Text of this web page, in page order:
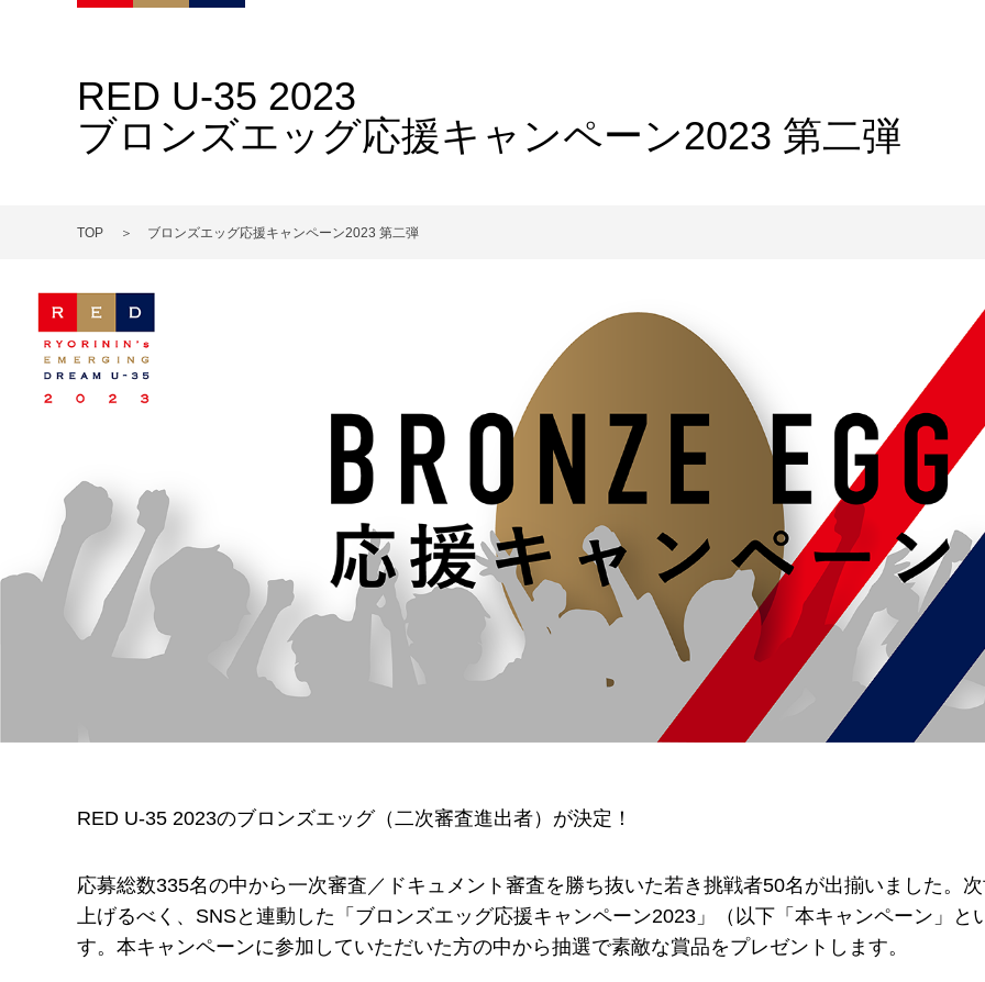
RED U-35 2023
ブロンズエッグ応援キャンペーン2023 第二弾
TOP ブロンズエッグ応援キャンペーン2023 第二弾
RED U-35 2023のブロンズエッグ（二次審査進出者）が決定！
応募総数335名の中から一次審査／ドキュメント審査を勝ち抜いた若き挑戦者50名が出揃いました。
上げるべく、SNSと連動した「ブロンズエッグ応援キャンペーン2023」（以下「本キャンペーン」と
す。本キャンペーンに参加していただいた方の中から抽選で素敵な賞品をプレゼントします。